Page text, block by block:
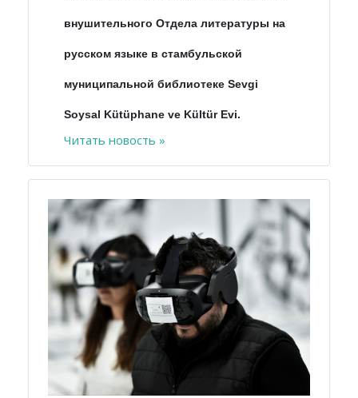
внушительного Отдела литературы на
русском языке в стамбульской
муниципальной библиотеке Sevgi
Soysal Kütüphane ve Kültür Evi.
Читать новость »